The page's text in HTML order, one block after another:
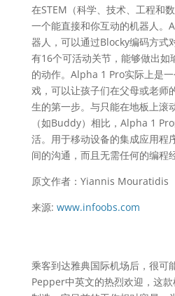
在STEM（科学、技术、工程和
一个能直接和你互动的机器人。
器人，可以通过Blocky编码方式
有16个可活动关节，能够做出如
的动作。Alpha 1 Pro实际上是
戏，可以让孩子们在父母或老师
生的第一步。与只能在地板上滚
（如Buddy）相比，Alpha 1
活。用于移动设备的集成应用程
间的沟通，而且无需任何的编程
原文作者：Yiannis Mouratidis
来源: www.infoobs.com
乘客到达雅典国际机场后，很可
Pepper中英文的热烈欢迎，这